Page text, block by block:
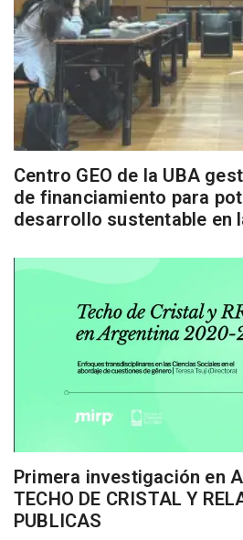
Centro GEO de la UBA
de financiamiento para
desarrollo sustentable en
Primera investigación en
TECHO DE CRISTAL Y
PUBLICAS